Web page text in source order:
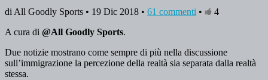
di All Goodly Sports • 19 Dic 2018 • 61 commenti •
4
A cura di @All Goodly Sports.
Due notizie mostrano come sempre di più nella discussione
sull’immigrazione la percezione della realtà sia separata dalla realtà
stessa.